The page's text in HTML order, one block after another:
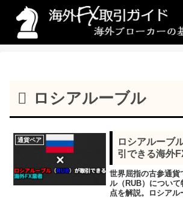
ロシアルーブル
通貨ペア
ロシアルーブ
引できる海外
世界屈指の古参通貨
ル（RUB）につい
点を解説。ロシア